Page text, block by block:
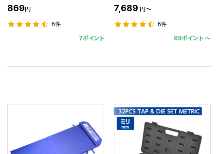
869円
6件
7ポイント
7,689 円～
6件
69ポイント 〜